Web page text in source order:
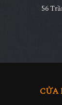
56
CỬA